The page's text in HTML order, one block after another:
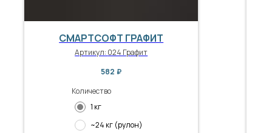
СМАРТСОФТ ГРАФИТ
Артикул: 024 Графит
582 ₽
Количество
1 кг
~24 кг (рулон)